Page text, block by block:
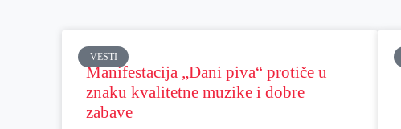
VESTI
Manifestacija „Dani piva“ protiče u
znaku kvalitetne muzike i dobre
zabave